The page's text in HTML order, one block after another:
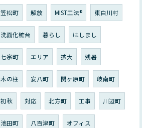
笠松町 解放 MIST工法®︎ 東白川村
洗面化粧台 暮らし はしまし
七宗町 エリア 拡大 残暑
木の柱 安八町 関ヶ原町 岐南町
初秋 対応 北方町 工事 川辺町
池田町 八百津町 オフィス